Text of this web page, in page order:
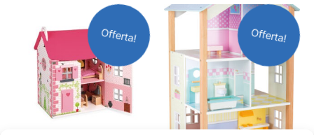
Offerta!
originale
110,00€.
prezzo
attuale
è:
99,00€.
Offerta!
Il
prezzo
originale
era:
145,00€.
Il
prezzo
attuale
130,00€.